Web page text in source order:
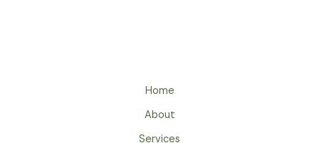
Home
About
Services